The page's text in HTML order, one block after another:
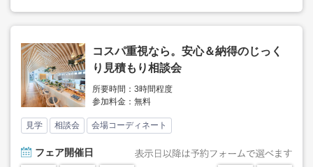
コスパ重視なら。安心＆納得のじっく
り見積もり相談会
所要時間：3時間程度
参加料金：無料
見学 相談会 会場コーディネート
フェア開催日